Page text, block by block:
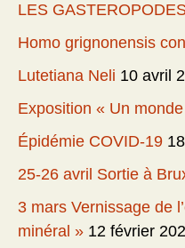
LES
Homo grignonensis
Lutetiana Neli 10 avril
Exposition « Un
Épidémie COVID-19
25-26 avril Sortie à
3 mars Vernissage de
minéral » 12 février